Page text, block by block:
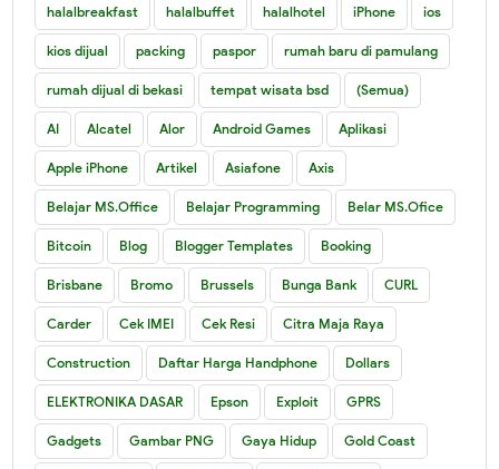
halalbreakfast halalbuffet halalhotel iPhone ios
kios dijual packing paspor rumah baru di pamulang
rumah dijual di bekasi tempat wisata bsd (Semua)
AI Alcatel Alor Android Games Aplikasi
Apple iPhone Artikel Asiafone Axis
Belajar MS.Office Belajar Programming Belar MS.Ofice
Bitcoin Blog Blogger Templates Booking
Brisbane Bromo Brussels Bunga Bank CURL
Carder Cek IMEI Cek Resi Citra Maja Raya
Construction Daftar Harga Handphone Dollars
ELEKTRONIKA DASAR Epson Exploit GPRS
Gadgets Gambar PNG Gaya Hidup Gold Coast